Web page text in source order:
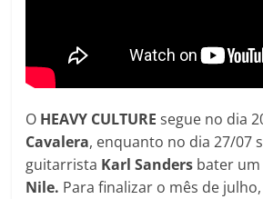
O HEAVY CULTUREsegue no dia
Cavalera, enquanto no dia 27/07
guitarrista Karl Sanders bater
Nile. Para finalizar o mês de